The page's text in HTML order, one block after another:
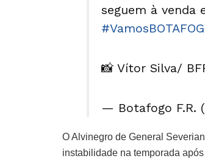
seguem à venda
📸 Vítor Silva/
— Botafogo F.R.
O Alvinegro de General
instabilidade na temporada